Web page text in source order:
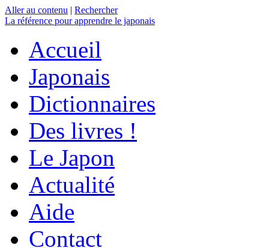
Aller au contenu | Rechercher
La référence pour apprendre le japonais
Accueil
Japonais
Dictionnaires
Des livres !
Le Japon
Actualité
Aide
Contact